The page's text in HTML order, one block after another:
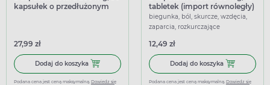
kapsułek o przedłużonym
27,99 zł
Dodaj do koszyka Dodaj do koszyka Duspatalin retard 200 mg, 30
Podana cena jest ceną maksymalną. Dowiedz się
tabletek (import równoległy)
biegunka, ból, skurcze, wzdęcia,
zaparcia, rozkurczające
12,49 zł
Dodaj do koszyka Dodaj do
Podana cena jest ceną maksymalną. Dowiedz się